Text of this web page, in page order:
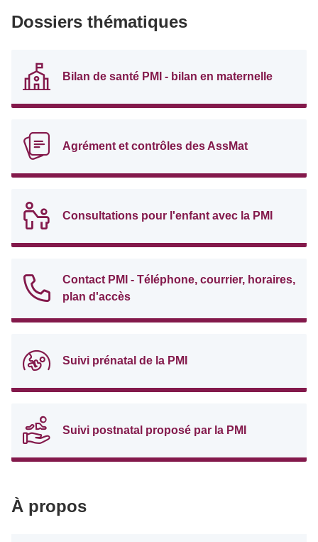
Dossiers thématiques
Bilan de santé PMI - bilan en maternelle
Agrément et contrôles des AssMat
Consultations pour l'enfant avec la PMI
Contact PMI - Téléphone, courrier, horaires,
plan d'accès
Suivi prénatal de la PMI
Suivi postnatal proposé par la PMI
À propos